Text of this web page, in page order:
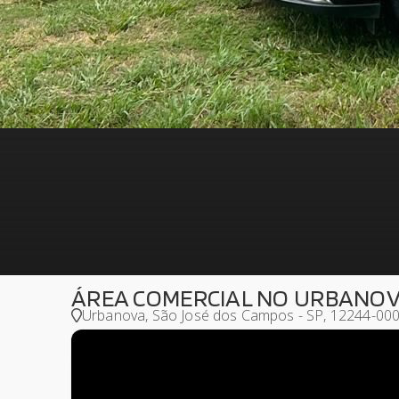
ÁREA COMERCIAL NO
Urbanova, São José dos Campos - SP, 12244-000